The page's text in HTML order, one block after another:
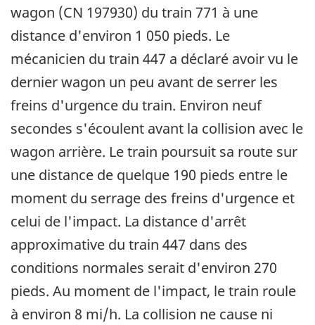
wagon (CN 197930) du train 771 à une
distance d'environ 1 050 pieds. Le
mécanicien du train 447 a déclaré avoir vu le
dernier wagon un peu avant de serrer les
freins d'urgence du train. Environ neuf
secondes s'écoulent avant la collision avec le
wagon arrière. Le train poursuit sa route sur
une distance de quelque 190 pieds entre le
moment du serrage des freins d'urgence et
celui de l'impact. La distance d'arrêt
approximative du train 447 dans des
conditions normales serait d'environ 270
pieds. Au moment de l'impact, le train roule
à environ 8 mi/h. La collision ne cause ni